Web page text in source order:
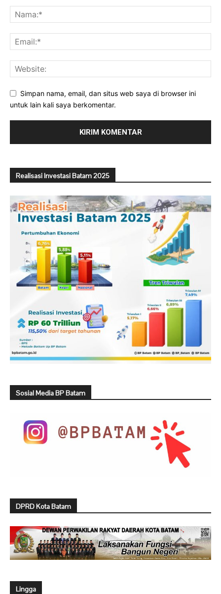
Simpan nama, email, dan situs web saya di browser ini
untuk lain kali saya berkomentar.
Realisasi Investasi Batam 2025
Sosial Media BP Batam
DPRD Kota Batam
Lingga